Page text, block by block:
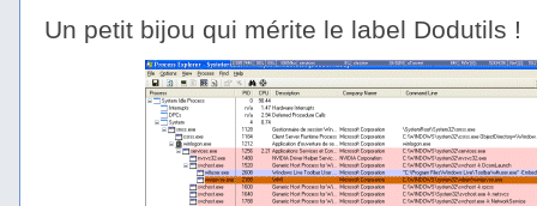
Un petit bijou qui mérite le label Dodutils !